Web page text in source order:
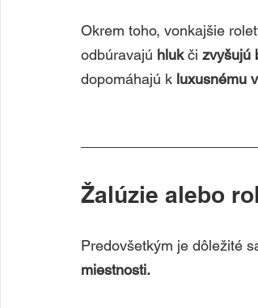
Okrem toho, vonkajšie
odbúravajú hluk či zvyšujú
dopomáhajú k luxusnému
Žalúzie alebo
Predovšetkým je dôležité
miestnosti.